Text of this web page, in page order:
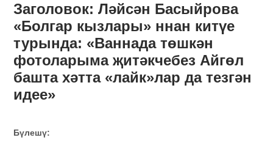
Заголовок: Ләйсән Басыйрова
«Болгар кызлары» ннан китүе
турында: «Ваннада төшкән
фотоларыма җитәкчебез Айгөл
башта хәтта «лайк»лар да тезгән
идее»
Бүлешү: